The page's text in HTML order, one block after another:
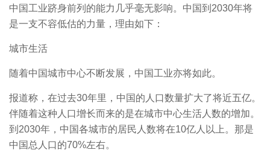
中国工业跻身前列的能力几乎毫无影响。中国到2030年将
是一支不容低估的力量，理由如下：
城市生活
随着中国城市中心不断发展，中国工业亦将如此。
报道称，在过去30年里，中国的人口数量扩大了将近五亿。
伴随着这种人口增长而来的是在城市中心生活人数的增加。
到2030年，中国各城市的居民人数将在10亿人以上。那是
中国总人口的70%左右。